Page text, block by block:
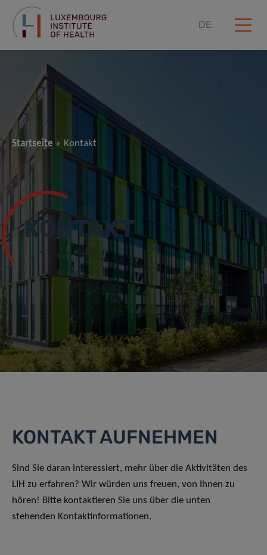
DE
Startseite Kontakt
KONTAKT
KONTAKT AUFNEHMEN
Sind Sie daran interessiert, mehr über die Aktivitäten des
LIH zu erfahren? Wir würden uns freuen, von Ihnen zu
hören! Bitte kontaktieren Sie uns über die unten
stehenden Kontaktinformationen.